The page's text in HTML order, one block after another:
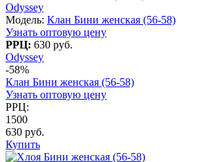
Odyssey
Модель: Клан Бини женская (56-58)
Узнать оптовую цену
РРЦ: 630 руб.
Odyssey
-58%
Клан Бини женская (56-58)
Узнать оптовую цену
РРЦ:
1500
630 руб.
Купить